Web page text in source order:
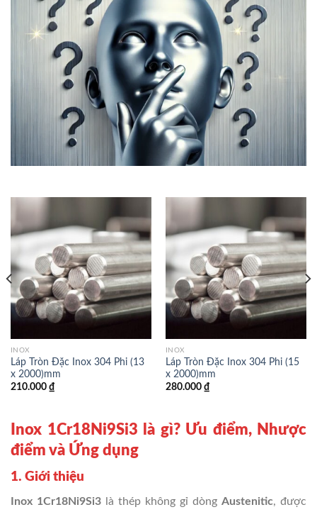
INOX
Láp Tròn Đặc Inox 304 Phi (13
x 2000)mm
210.000 ₫
INOX
Láp Tròn Đặc Inox 304 Phi (15
x 2000)mm
280.000 ₫
Inox 1Cr18Ni9Si3 là gì? Ưu điểm, Nhược
điểm và Ứng dụng
1. Giới thiệu
Inox 1Cr18Ni9Si3 là thép không gỉ dòng Austenitic, được